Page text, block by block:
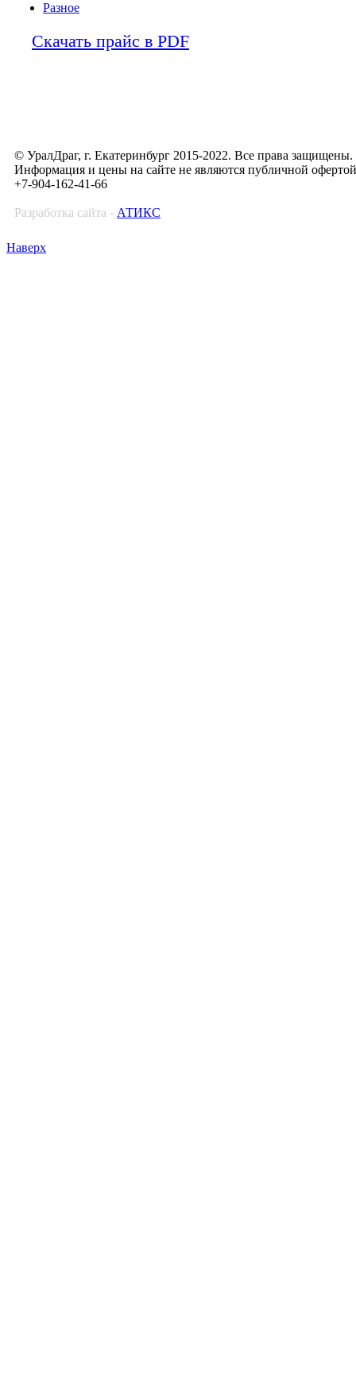
Разное
Скачать прайс в PDF
© УралДраг, г. Екатеринбург 2015-2022. Все права защищены.
Информация и цены на сайте не являются публичной офертой
+7-904-162-41-66
Разработка сайта - АТИКС
Наверх